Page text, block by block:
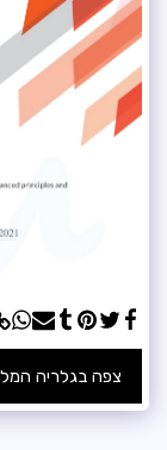
צפה בגלריה